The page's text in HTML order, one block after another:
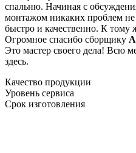
спальню. Начиная с
монтажом никаких проблем
быстро и качественно. К тому
Огромное спасибо сборщику
Это мастер своего дела! Всю
здесь.
Качество продукции
Уровень сервиса
Срок изготовления